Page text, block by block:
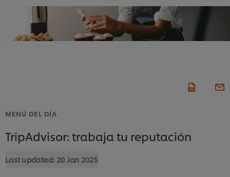
MENÚ DEL DÍA
TripAdvisor: trabaja tu reputación
Last updated: 20 Jan 2025